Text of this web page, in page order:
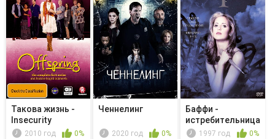
Такова жизнь -
Insecurity
2010 год 0%
Ченнелинг
2020 год 0%
Баффи -
истребительница
вампиров - Пр...
1997 год 0%